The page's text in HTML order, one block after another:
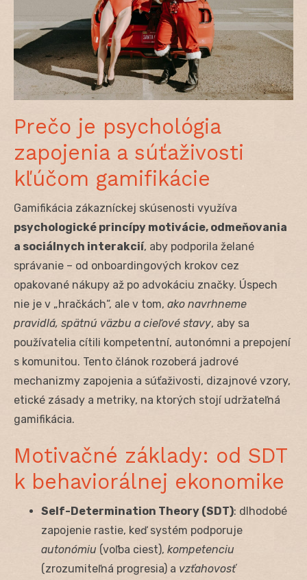
Prečo je psychológia
zapojenia a súťaživosti
kľúčom gamifikácie
Gamifikácia zákazníckej skúsenosti využíva
psychologické princípy motivácie, odmeňovania
a sociálnych interakcií, aby podporila želané
správanie – od onboardingových krokov cez
opakované nákupy až po advokáciu značky. Úspech
nie je v „hračkách“, ale v tom, ako navrhneme
pravidlá, spätnú väzbu a cieľové stavy, aby sa
používatelia cítili kompetentní, autonómni a prepojení
s komunitou. Tento článok rozoberá jadrové
mechanizmy zapojenia a súťaživosti, dizajnové vzory,
etické zásady a metriky, na ktorých stojí udržateľná
gamifikácia.
Motivačné základy: od SDT
k behaviorálnej ekonomike
Self-Determination Theory (SDT): dlhodobé
zapojenie rastie, keď systém podporuje
autonómiu (voľba ciest), kompetenciu
(zrozumiteľná progresia) a vzťahovosť